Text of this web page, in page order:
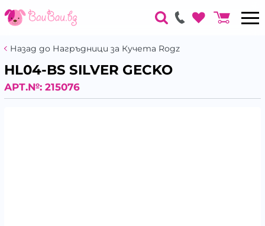
Назад до Нагръдници за Кучета Rogz
HL04-BS SILVER GECKO
АРТ.№: 215076